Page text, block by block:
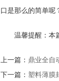
口是那么的简单呢
温馨提醒：本
上一篇： 鼎业全自
下一篇： 塑料薄膜